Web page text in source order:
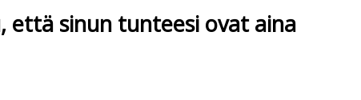
että sinun tunteesi ovat aina